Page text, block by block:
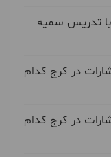
با تدریس سمیه
در کرج کدام
در کرج کدام